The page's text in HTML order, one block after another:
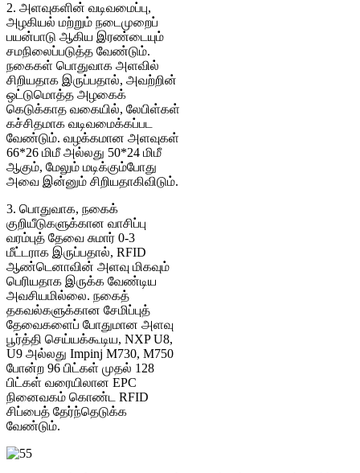
2. அளவுகளின் வடிவமைப்பு,
அழகியல் மற்றும் நடைமுறைப்
பயன்பாடு ஆகிய இரண்டையும்
சமநிலைப்படுத்த வேண்டும்.
நகைகள் பொதுவாக அளவில்
சிறியதாக இருப்பதால், அவற்றின்
ஒட்டுமொத்த அழகைக்
கெடுக்காத வகையில், லேபிள்கள்
கச்சிதமாக வடிவமைக்கப்பட
வேண்டும். வழக்கமான அளவுகள்
66*26 மிமீ அல்லது 50*24 மிமீ
ஆகும், மேலும் மடிக்கும்போது
அவை இன்னும் சிறியதாகிவிடும்.
3. பொதுவாக, நகைக்
குறியீடுகளுக்கான வாசிப்பு
வரம்புத் தேவை சுமார் 0-3
மீட்டராக இருப்பதால், RFID
ஆண்டெனாவின் அளவு மிகவும்
பெரியதாக இருக்க வேண்டிய
அவசியமில்லை. நகைத்
தகவல்களுக்கான சேமிப்புத்
தேவைகளைப் போதுமான அளவு
பூர்த்தி செய்யக்கூடிய, NXP U8,
U9 அல்லது Impinj M730, M750
போன்ற 96 பிட்கள் முதல் 128
பிட்கள் வரையிலான EPC
நினைவகம் கொண்ட RFID
சிப்பைத் தேர்ந்தெடுக்க
வேண்டும்.